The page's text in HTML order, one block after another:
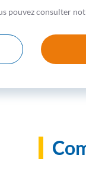
pouvez consulter